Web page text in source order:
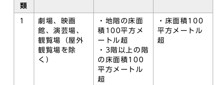
類
1
劇場、映画
館、演芸場、
観覧場（屋外
観覧場を除
く）
・地階の床面
積100平方メ
ートル超
・3階以上の階
の床面積100
平方メートル
超
・床面積100
平方メートル
超